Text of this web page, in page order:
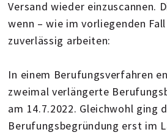
Versand wieder einzuscannen.
wenn – wie im vorliegenden
zuverlässig arbeiten:
In einem Berufungsverfahren
zweimal verlängerte
am 14.7.2022. Gleichwohl ging
Berufungsbegründung erst im